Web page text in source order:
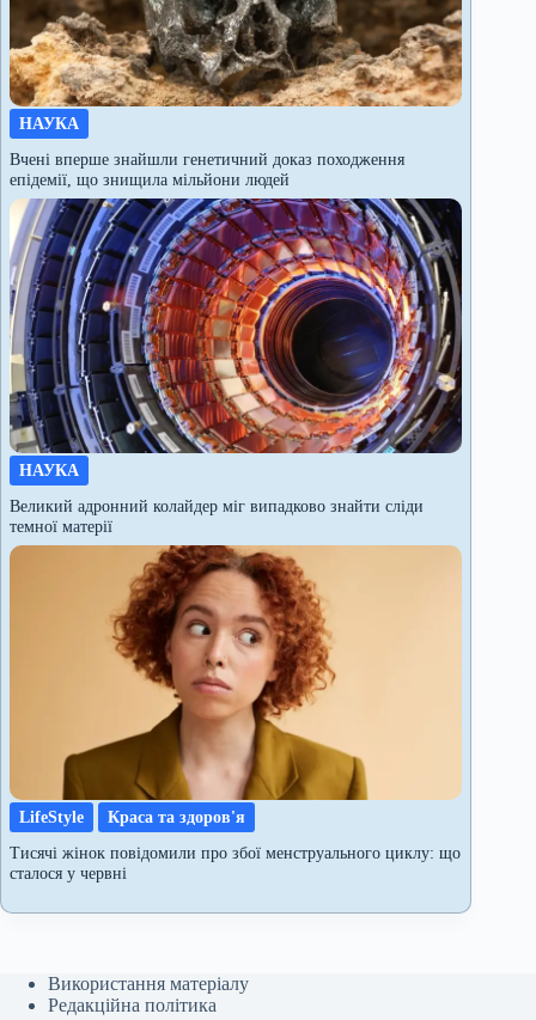
НАУКА
Вчені вперше знайшли генетичний доказ походження
епідемії, що знищила мільйони людей
НАУКА
Великий адронний колайдер міг випадково знайти сліди
темної матерії
LifeStyle
Краса та здоров'я
Тисячі жінок повідомили про збої менструального циклу: що
сталося у червні
Використання матеріалу
Редакційна політика